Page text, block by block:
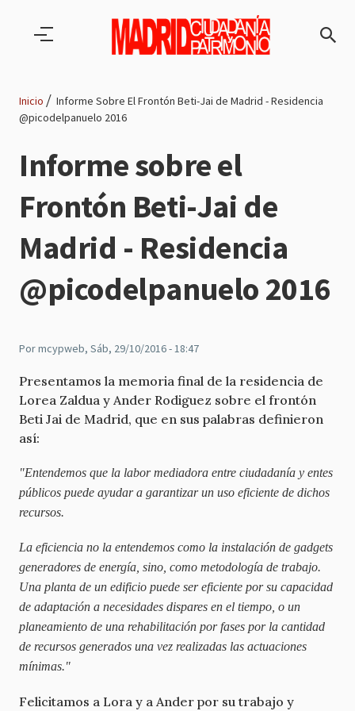
de
navegación
Inicio
Informe Sobre El Frontón Beti-Jai de Madrid - Residencia
@picodelpanuelo 2016
Informe sobre el
Frontón Beti-Jai de
Madrid - Residencia
@picodelpanuelo 2016
Pormcypweb, Sáb, 29/10/2016 - 18:47
Presentamos la memoria final de la residencia de
Lorea Zaldua y Ander Rodiguez sobre el frontón
Beti Jai de Madrid, que en sus palabras definieron
así:
"Entendemos que la labor mediadora entre ciudadanía y entes
públicos puede ayudar a garantizar un uso eficiente de dichos
recursos.
La eficiencia no la entendemos como la instalación de gadgets
generadores de energía, sino, como metodología de trabajo.
Una planta de un edificio puede ser eficiente por su capacidad
de adaptación a necesidades dispares en el tiempo, o un
planeamiento de una rehabilitación por fases por la cantidad
de recursos generados una vez realizadas las actuaciones
mínimas."
Felicitamos a Lora y a Ander por su trabajo y